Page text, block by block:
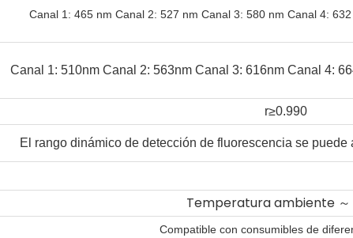
Canal 1: 465 nm Canal 2: 527 nm Canal 3: 580 nm Canal 4:
Canal 1: 510nm Canal 2: 563nm Canal 3: 616nm Canal 4:
r≥0.990
El rango dinámico de detección de fluorescencia se
Temperatura ambiente ～
Compatible con consumibles de